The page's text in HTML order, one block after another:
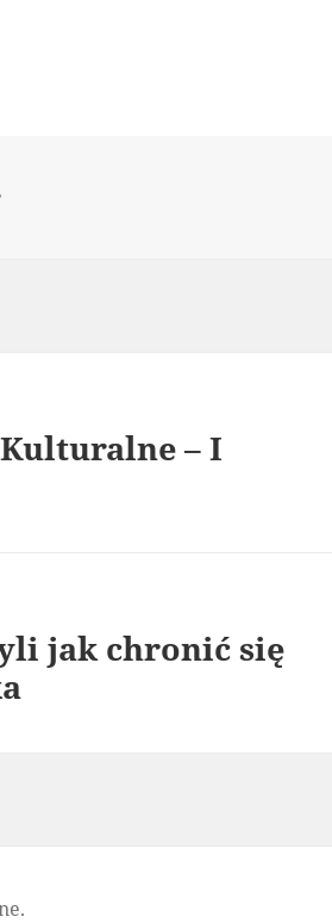
– I
jak chronić się